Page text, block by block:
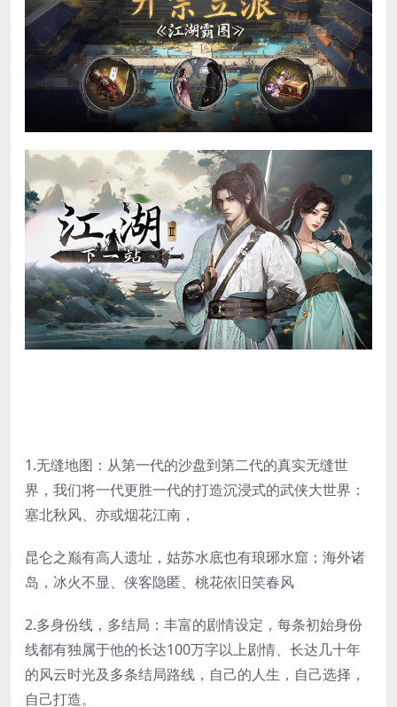
1.无缝地图：从第一代的沙盘到第二代的真实无缝世
界，我们将一代更胜一代的打造沉浸式的武侠大世界：
塞北秋风、亦或烟花江南，
昆仑之巅有高人遗址，姑苏水底也有琅琊水窟；海外诸
岛，冰火不显、侠客隐匿、桃花依旧笑春风
2.多身份线，多结局：丰富的剧情设定，每条初始身份
线都有独属于他的长达100万字以上剧情、长达几十年
的风云时光及多条结局路线，自己的人生，自己选择，
自己打造。